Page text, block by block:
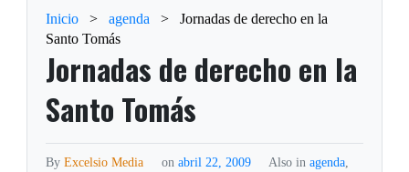
Inicio > agenda >
Jornadas de derecho en la
Santo Tomás
Jornadas de derecho en la
Santo Tomás
ByExcelsio Media on abril 22, 2009 Also in agenda,